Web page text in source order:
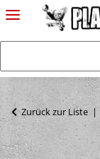
Zurück zur Liste